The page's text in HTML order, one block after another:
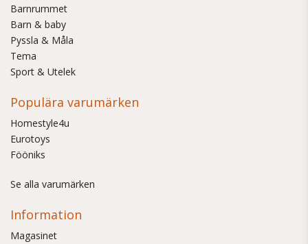
Barnrummet
Barn & baby
Pyssla & Måla
Tema
Sport & Utelek
Populära varumärken
Homestyle4u
Eurotoys
Fööniks
Se alla varumärken
Information
Magasinet